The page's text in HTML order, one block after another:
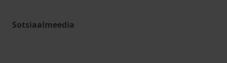
Sotsiaalmeedia